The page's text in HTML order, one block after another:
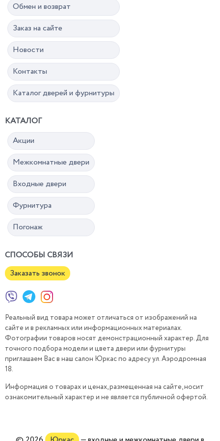
Обмен и возврат
Заказ на сайте
Новости
Контакты
Каталог дверей и фурнитуры
КАТАЛОГ
Акции
Межкомнатные двери
Входные двери
Фурнитура
Погонаж
СПОСОБЫ СВЯЗИ
Заказать звонок
Реальный вид товара может отличаться от изображений на
сайте и в рекламных или информационных материалах.
Фотографии товаров носят демонстрационный характер. Для
точного подбора модели и цвета двери или фурнитуры
приглашаем Вас в наш салон Юркас по адресу ул. Аэродромная
18.
Информация о товарах и ценах, размещенная на сайте, носит
ознакомительный характер и не является публичной офертой.